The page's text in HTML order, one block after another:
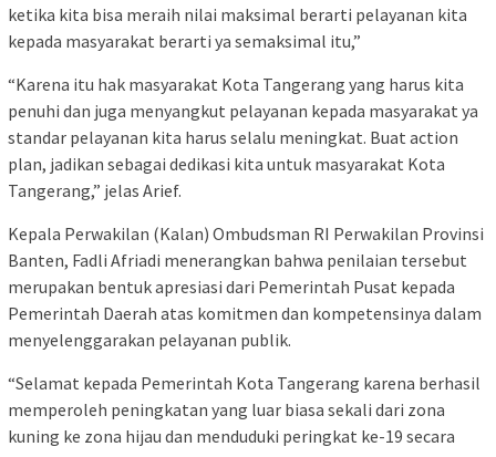
ketika kita bisa meraih nilai maksimal berarti pelayanan kita
kepada masyarakat berarti ya semaksimal itu,”
“Karena itu hak masyarakat Kota Tangerang yang harus kita
penuhi dan juga menyangkut pelayanan kepada masyarakat ya
standar pelayanan kita harus selalu meningkat. Buat action
plan, jadikan sebagai dedikasi kita untuk masyarakat Kota
Tangerang,” jelas Arief.
Kepala Perwakilan (Kalan) Ombudsman RI Perwakilan Provinsi
Banten, Fadli Afriadi menerangkan bahwa penilaian tersebut
merupakan bentuk apresiasi dari Pemerintah Pusat kepada
Pemerintah Daerah atas komitmen dan kompetensinya dalam
menyelenggarakan pelayanan publik.
“Selamat kepada Pemerintah Kota Tangerang karena berhasil
memperoleh peningkatan yang luar biasa sekali dari zona
kuning ke zona hijau dan menduduki peringkat ke-19 secara